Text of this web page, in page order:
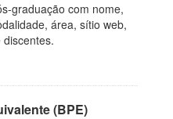
graduação com nome,
área, sítio web,
(BPE)